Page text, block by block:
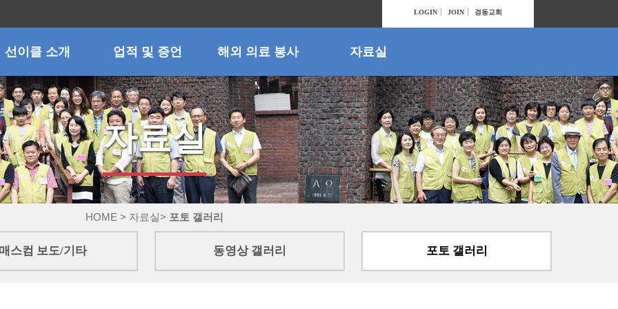
LOGIN JOIN 경동교회
선이클 소개 업적 및 증언 해외 의료 봉사 자료실
자료실
HOME > 자료실> 포토 갤러리
스컴 보도/기타 동영상 갤러리 포토 갤러리